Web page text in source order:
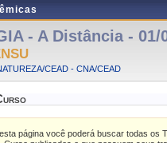
- A Distância - 01/
CEAD - CNA/CEAD
página você poderá buscar todas os